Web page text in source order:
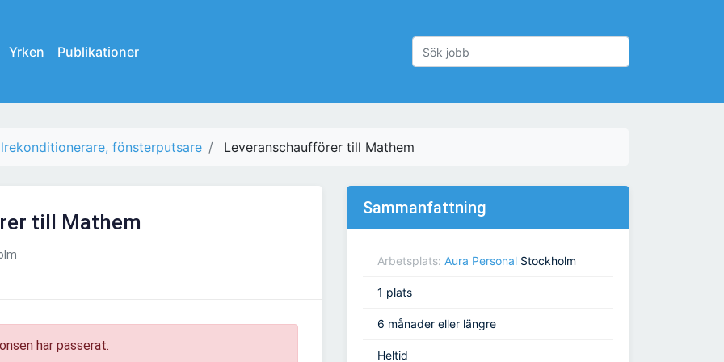
Yrken Publikationer
fönsterputsare Leveranschaufförer till Mathem
till Mathem
har passerat.
Sammanfattning
Arbetsplats: Aura Personal Stockholm
1 plats
6 månader eller längre
Heltid